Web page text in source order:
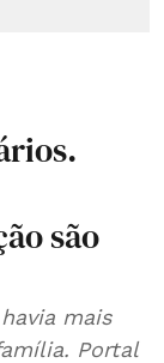
são
mais
Portal